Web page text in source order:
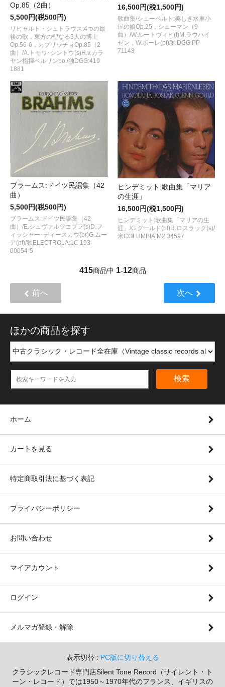
Op.85（2曲）
5,500円(税500円)
リヒャルト・シュトラウス:4つの最
後の歌，東方の聖なる3人の博士
Op.56-6，カプリッチョOp.85（2
曲）/A.トモワ･シントウ(s)H.v.カラ
ヤン指揮ベルリンpo./独DGG:419
1881
16,500円(税1,500円)
歌曲集/シューベルト:美しき水車小
屋の娘Op.25，シューマン（9
曲）/W.ルートヴィヒ(t)M.ラウハイ
ゼン，W.ボーレ(pf)/独DGG:PP
71143
ブラームス:ドイツ民謡集（42
曲）
5,500円(税500円)
ブラームス:ドイツ民謡集（42
曲）/E.シュヴァルツコプフ(s)D.フ
ィッシャー･ディースカウ(br)G.ムー
ア(pf)/独ELECTROLA:1C 193-
00054-5
ヒンデミット:歌曲集「マリア
の生涯」
16,500円(税1,500円)
ヒンデミット:歌曲集「マリアの生
涯」/G.グールド(pf)R.ロスラック(s)/
米COLUMBIA:M2 34597
415商品中 1-12商品
前へ 次へ
ほかの商品を探す
検索
ホーム
カートを見る
特定商取引法に基づく表記
プライバシーポリシー
お問い合わせ
マイアカウント
ログイン
メルマガ登録・解除
表示切替 : PC版に切り替える
クラシックレコード専門店Silent Tone Record（サイレント・ト
ーン・レコード）では1950～1970年代のフランス、イギリスの